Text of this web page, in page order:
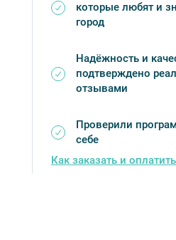
которые любят и
город
Надёжность и
подтверждено
отзывами
Проверили
себе
Как заказать и